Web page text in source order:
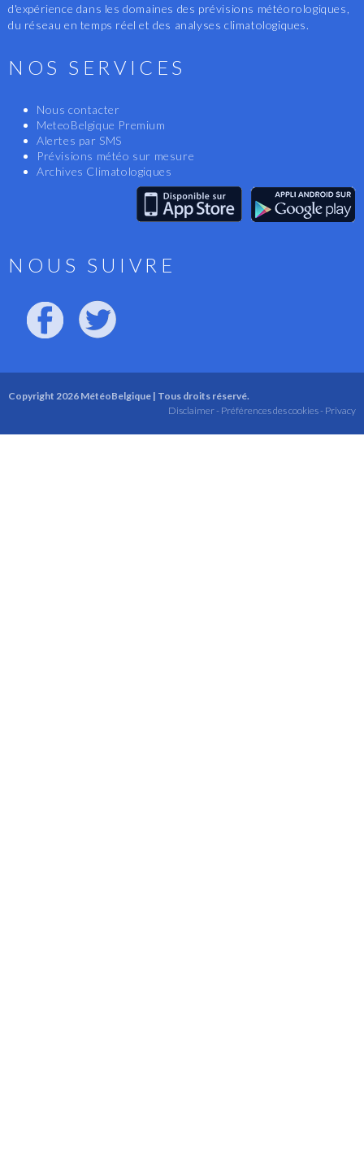
d'expérience dans les domaines des prévisions météorologiques,
du réseau en temps réel et des analyses climatologiques.
NOS SERVICES
Nous contacter
MeteoBelgique Premium
Alertes par SMS
Prévisions météo sur mesure
Archives Climatologiques
NOUS SUIVRE
Copyright 2026 MétéoBelgique | Tous droits réservé.
Privacy
Préférences des cookies -
Disclaimer -